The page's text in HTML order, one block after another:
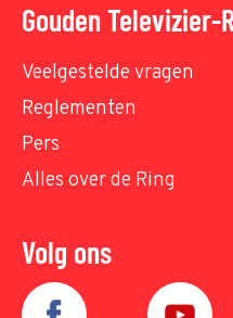
Gouden Televizier-
Veelgestelde vragen
Reglementen
Pers
Alles over de Ring
Volg ons